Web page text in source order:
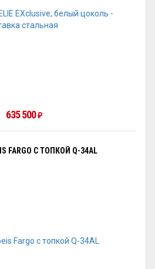
635 500₽
FARGO С ТОПКОЙ Q-34AL